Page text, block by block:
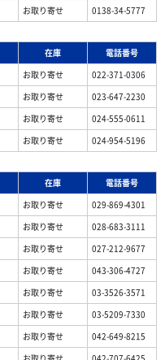
お取り寄せ 0138-34-5777
在庫
電話番号
お取り寄せ
022-371-0306
お取り寄せ
023-647-2230
お取り寄せ
024-555-0611
お取り寄せ 024-954-5196
在庫
電話番号
お取り寄せ
029-869-4301
お取り寄せ
028-683-3111
お取り寄せ
027-212-9677
お取り寄せ
043-306-4727
お取り寄せ
03-3526-3571
お取り寄せ
03-5209-7330
お取り寄せ
042-649-8215